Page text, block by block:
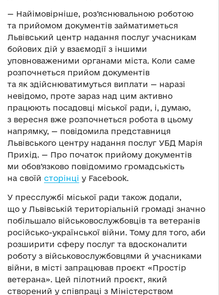
— Найімовірніше, роз’яснювальною роботою
та прийомом документів займатиметься
Львівський центр надання послуг учасникам
бойових дій у взаємодії з іншими
уповноваженими органами міста. Коли саме
розпочнеться прийом документів
та як здійснюватимуться виплати — наразі
невідомо, проте зараз над цим активно
працюють посадовці міської ради, і, думаю,
з вересня вже розпочнеться робота в цьому
напрямку, — повідомила представниця
Львівського центру надання послуг УБД Марія
Прихід. — Про початок прийому документів
ми обов’язково повідомимо громадськість
на своїй сторінці у Facebook.
У пресслужбі міської ради також додали,
що у Львівській територіальній громаді значно
побільшало військовослужбовців та ветеранів
російсько-української війни. Тому для того, аби
розширити сферу послуг та вдосконалити
роботу з військовослужбовцями й учасниками
війни, в місті запрацював проєкт «Простір
ветерана». Цей пілотний проєкт, який
створений у співпраці з Міністерством